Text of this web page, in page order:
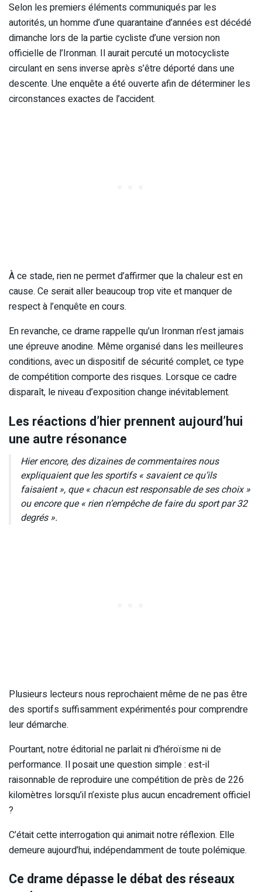
Selon les premiers éléments communiqués par les
autorités, un homme d’une quarantaine d’années est décédé
dimanche lors de la partie cycliste d’une version non
officielle de l’Ironman. Il aurait percuté un motocycliste
circulant en sens inverse après s’être déporté dans une
descente. Une enquête a été ouverte afin de déterminer les
circonstances exactes de l’accident.
À ce stade, rien ne permet d’affirmer que la chaleur est en
cause. Ce serait aller beaucoup trop vite et manquer de
respect à l’enquête en cours.
En revanche, ce drame rappelle qu’un Ironman n’est jamais
une épreuve anodine. Même organisé dans les meilleures
conditions, avec un dispositif de sécurité complet, ce type
de compétition comporte des risques. Lorsque ce cadre
disparaît, le niveau d’exposition change inévitablement.
Les réactions d’hier prennent aujourd’hui
une autre résonance
Hier encore, des dizaines de commentaires nous
expliquaient que les sportifs « savaient ce qu’ils
faisaient », que « chacun est responsable de ses choix »
ou encore que « rien n’empêche de faire du sport par 32
degrés ».
Plusieurs lecteurs nous reprochaient même de ne pas être
des sportifs suffisamment expérimentés pour comprendre
leur démarche.
Pourtant, notre éditorial ne parlait ni d’héroïsme ni de
performance. Il posait une question simple : est-il
raisonnable de reproduire une compétition de près de 226
kilomètres lorsqu’il n’existe plus aucun encadrement officiel
?
C’était cette interrogation qui animait notre réflexion. Elle
demeure aujourd’hui, indépendamment de toute polémique.
Ce drame dépasse le débat des réseaux